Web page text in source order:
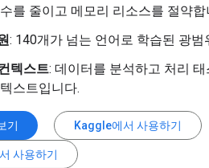
를 줄이고 메모리 리소스를 절약합
: 140개가 넘는 언어로 학습된 광범
텍스트: 데이터를 분석하고 처리
스트입니다.
기 Kaggle에서 사용하기
사용하기